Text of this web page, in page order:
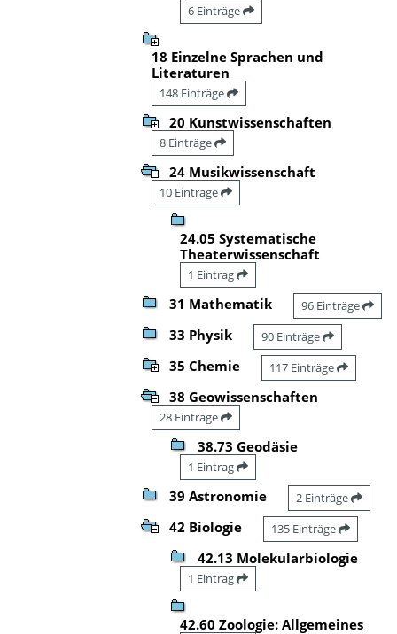
6 Einträge
18 Einzelne Sprachen und
Literaturen
148 Einträge
20 Kunstwissenschaften
8 Einträge
24 Musikwissenschaft
10 Einträge
24.05 Systematische
Theaterwissenschaft
1 Eintrag
31 Mathematik 96 Einträge
33 Physik 90 Einträge
35 Chemie 117 Einträge
38 Geowissenschaften
28 Einträge
38.73 Geodäsie
1 Eintrag
39 Astronomie 2 Einträge
42 Biologie 135 Einträge
42.13 Molekularbiologie
1 Eintrag
42.60 Zoologie: Allgemeines